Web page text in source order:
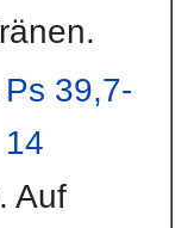
Ps 39,7-
14
Auf